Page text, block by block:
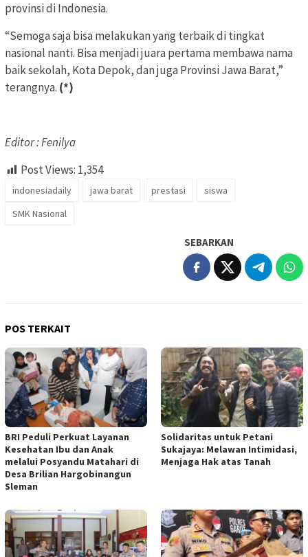
provinsi di Indonesia.
“Semoga saja bisa melakukan yang terbaik di tingkat
nasional nanti. Bisa menjadi juara pertama membawa nama
baik sekolah, Kota Depok, dan juga Provinsi Jawa Barat,”
terangnya. (*)
Editor : Fenilya
Post Views: 1,354
indonesiadaily jawa barat prestasi
siswa
SMK Nasional
SEBARKAN
POS TERKAIT
BRI Peduli Perkuat Layanan
Kesehatan Ibu dan Anak
melalui Posyandu Matahari di
Desa Brilian Hargobinangun
Sleman
Solidaritas untuk Petani
Sukajaya: Melawan Intimidasi,
Menjaga Hak atas Tanah